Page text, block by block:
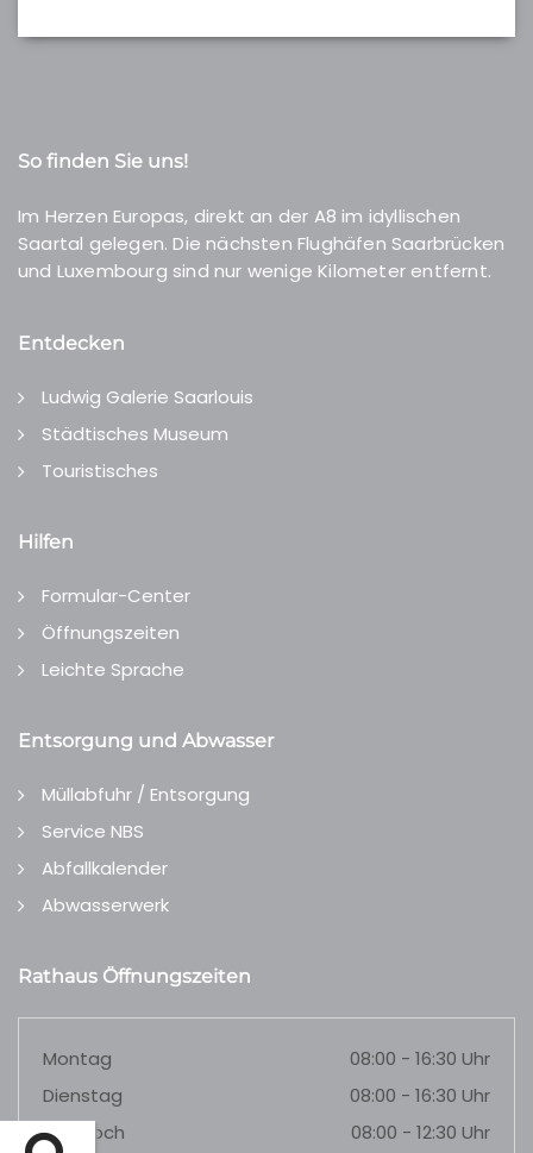
So finden Sie uns!
Im Herzen Europas, direkt an der A8 im idyllischen
Saartal gelegen. Die nächsten Flughäfen Saarbrücken
und Luxembourg sind nur wenige Kilometer entfernt.
Entdecken
Ludwig Galerie Saarlouis
Städtisches Museum
Touristisches
Hilfen
Formular-Center
Öffnungszeiten
Leichte Sprache
Entsorgung und Abwasser
Müllabfuhr / Entsorgung
Service NBS
Abfallkalender
Abwasserwerk
Rathaus Öffnungszeiten
Montag
08:00 - 16:30 Uhr
Dienstag
08:00 - 16:30 Uhr
Mittwoch
08:00 - 12:30 Uhr